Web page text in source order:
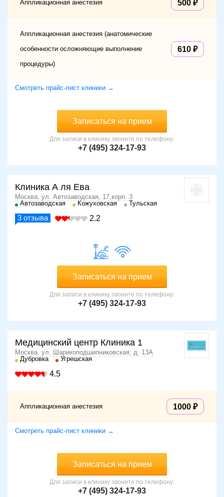
Аппликационная анестезия 500
Аппликационная анестезия (анатомические
особенности осложняющие выполнение
процедуры)
610
Смотреть прайс-лист клиники →
Записаться на прием
Для записи в клинику звоните по телефону:
+7 (495) 324-17-93
Клиника А ля Ева
Москва, ул. Автозаводская, 17,корп. 3
Автозаводская
Кожуховская Тульская
3 отзыва 2.2
Записаться на прием
Для записи в клинику звоните по телефону:
+7 (495) 324-17-93
Медицинский центр Клиника 1
Москва, ул. Шарикоподшипниковская, д. 13А
Дубровка
Угрешская
4.5
Аппликационная анестезия 1000
Смотреть прайс-лист клиники →
Записаться на прием
Для записи в клинику звоните по телефону:
+7 (495) 324-17-93